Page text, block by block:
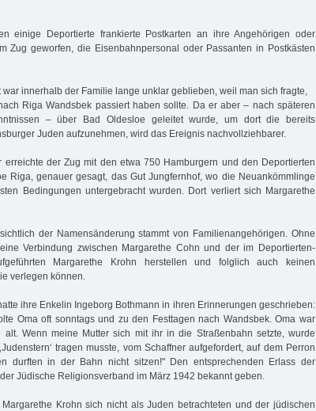
einige Deportierte frankierte Postkarten an ihre Angehörigen oder
Zug geworfen, die Eisenbahnpersonal oder Passanten in Postkästen
innerhalb der Familie lange unklar geblieben, weil man sich fragte,
Riga Wandsbek passiert haben sollte. Da er aber – nach späteren
– über Bad Oldesloe geleitet wurde, um dort die bereits
Juden aufzunehmen, wird das Ereignis nachvollziehbarer.
erreichte der Zug mit den etwa 750 Hamburgern und den Deportierten
Riga, genauer gesagt, das Gut Jungfernhof, wo die Neuankömmlinge
Bedingungen untergebracht wurden. Dort verliert sich Margarethe
der Namensänderung stammt von Familienangehörigen. Ohne
Verbindung zwischen Margarethe Cohn und der im Deportierten-
Margarethe Krohn herstellen und folglich auch keinen
verlegen können.
ihre Enkelin Ingeborg Bothmann in ihren Erinnerungen geschrieben:
Oma oft sonntags und zu den Festtagen nach Wandsbek. Oma war
alt. Wenn meine Mutter sich mit ihr in die Straßenbahn setzte, wurde
tragen musste, vom Schaffner aufgefordert, auf dem Perron
durften in der Bahn nicht sitzen!" Den entsprechenden Erlass der
Jüdische Religionsverband im März 1942 bekannt geben.
Krohn sich nicht als Juden betrachteten und der jüdischen